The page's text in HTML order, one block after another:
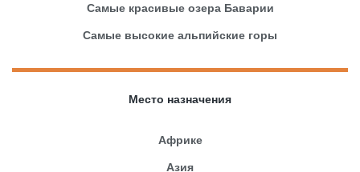
Самые красивые озера Баварии
Самые высокие альпийские горы
Место назначения
Африке
Азия